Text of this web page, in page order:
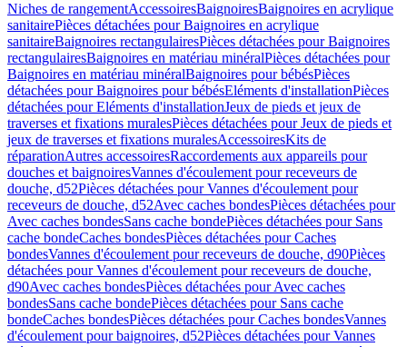
Niches de rangementAccessoiresBaignoiresBaignoires en acrylique
sanitairePièces détachées pour Baignoires en acrylique
sanitaireBaignoires rectangulairesPièces détachées pour Baignoires
rectangulairesBaignoires en matériau minéralPièces détachées pour
Baignoires en matériau minéralBaignoires pour bébésPièces
détachées pour Baignoires pour bébésEléments d'installationPièces
détachées pour Eléments d'installationJeux de pieds et jeux de
traverses et fixations muralesPièces détachées pour Jeux de pieds et
jeux de traverses et fixations muralesAccessoiresKits de
réparationAutres accessoiresRaccordements aux appareils pour
douches et baignoiresVannes d'écoulement pour receveurs de
douche, d52Pièces détachées pour Vannes d'écoulement pour
receveurs de douche, d52Avec caches bondesPièces détachées pour
Avec caches bondesSans cache bondePièces détachées pour Sans
cache bondeCaches bondesPièces détachées pour Caches
bondesVannes d'écoulement pour receveurs de douche, d90Pièces
détachées pour Vannes d'écoulement pour receveurs de douche,
d90Avec caches bondesPièces détachées pour Avec caches
bondesSans cache bondePièces détachées pour Sans cache
bondeCaches bondesPièces détachées pour Caches bondesVannes
d'écoulement pour baignoires, d52Pièces détachées pour Vannes